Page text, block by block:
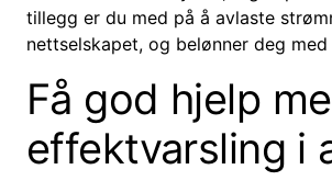
tillegg er du med på å avlaste
nettselskapet, og belønner deg
Få god hjelp
effektvarsling i